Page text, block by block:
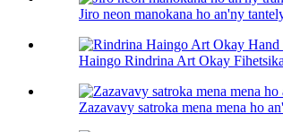
Jiro neon manokana ho an'ny
Haingo Rindrina Art Okay
Zazavavy satroka mena mena ho